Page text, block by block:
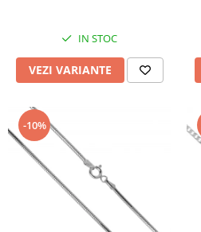
IN STOC
VEZI VARIANTE
-10%